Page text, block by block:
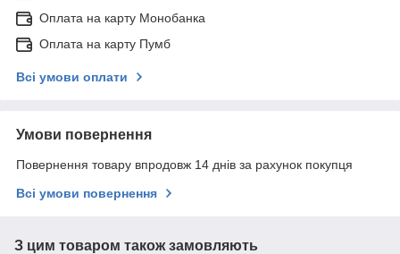
Оплата на карту Монобанка
Оплата на карту Пумб
Всі умови оплати
Умови повернення
Повернення товару впродовж 14 днів за рахунок покупця
Всі умови повернення
З цим товаром також замовляють